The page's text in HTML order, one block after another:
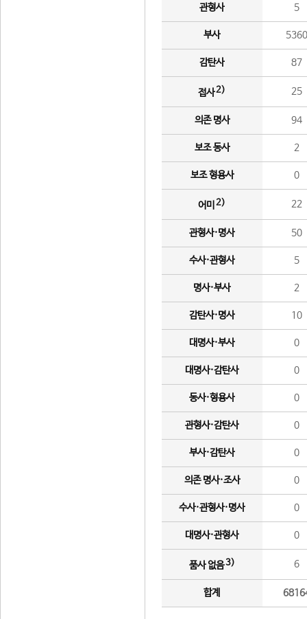
관형사 5
부사 5360
감탄사 87
접사2) 25
의존 명사 94
보조 동사 2
보조 형용사 0
어미 2) 22
관형사·명사 50
수사·관형사 5
명사·부사 2
감탄사·명사 10
대명사·부사 0
대명사·감탄사 0
동사·형용사 0
관형사·감탄사 0
부사·감탄사 0
의존 명사·조사 0
수사·관형사·명사 0
대명사·관형사 0
품사 없음3) 6
합계